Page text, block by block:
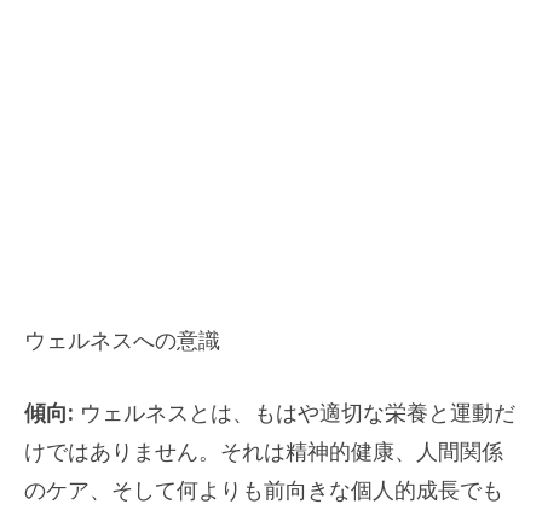
ウェルネスへの意識
傾向: ウェルネスとは、もはや適切な栄養と運動だ
けではありません。それは精神的健康、人間関係
のケア、そして何よりも前向きな個人的成長でも